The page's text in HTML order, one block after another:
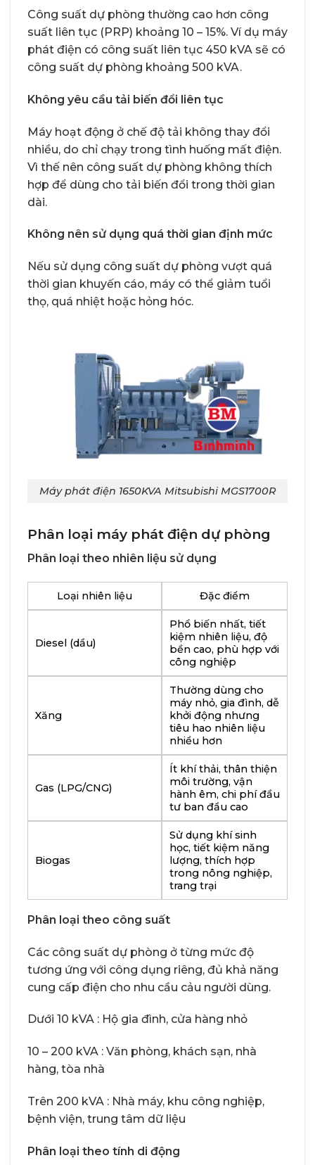
Công suất dự phòng thường cao hơn công
suất liên tục (PRP) khoảng 10 – 15%. Ví dụ máy
phát điện có công suất liên tục 450 kVA sẽ có
công suất dự phòng khoảng 500 kVA.
Không yêu cầu tải biến đổi liên tục
Máy hoạt động ở chế độ tải không thay đổi
nhiều, do chỉ chạy trong tình huống mất điện.
Vì thế nên công suất dự phòng không thích
hợp để dùng cho tải biến đổi trong thời gian
dài.
Không nên sử dụng quá thời gian định mức
Nếu sử dụng công suất dự phòng vượt quá
thời gian khuyến cáo, máy có thể giảm tuổi
thọ, quá nhiệt hoặc hỏng hóc.
Máy phát điện 1650KVA Mitsubishi MGS1700R
Phân loại máy phát điện dự phòng
Phân loại theo nhiên liệu sử dụng
Loại nhiên liệu Đặc điểm
Diesel (dầu)
Phổ biến nhất, tiết
kiệm nhiên liệu, độ
bền cao, phù hợp với
công nghiệp
Xăng
Thường dùng cho
máy nhỏ, gia đình, dễ
khởi động nhưng
tiêu hao nhiên liệu
nhiều hơn
Gas (LPG/CNG)
Ít khí thải, thân thiện
môi trường, vận
hành êm, chi phí đầu
tư ban đầu cao
Biogas
Sử dụng khí sinh
học, tiết kiệm năng
lượng, thích hợp
trong nông nghiệp,
trang trại
Phân loại theo công suất
Các công suất dự phòng ở từng mức độ
tương ứng với công dụng riêng, đủ khả năng
cung cấp điện cho nhu cầu cảu người dùng.
Dưới 10 kVA : Hộ gia đình, cửa hàng nhỏ
10 – 200 kVA : Văn phòng, khách sạn, nhà
hàng, tòa nhà
Trên 200 kVA : Nhà máy, khu công nghiệp,
bệnh viện, trung tâm dữ liệu
Phân loại theo tính di động